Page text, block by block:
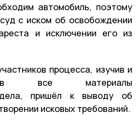
автомобиль, поэтому
с иском об освобождении
и исключении его из
процесса, изучив и
все материалы
дела, пришёл к выводу об
исковых требований.